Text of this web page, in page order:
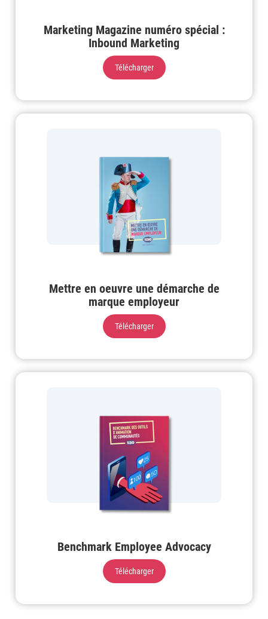
Marketing Magazine numéro spécial :
Inbound Marketing
Télécharger
Mettre en oeuvre une démarche de
marque employeur
Télécharger
Benchmark Employee Advocacy
Télécharger